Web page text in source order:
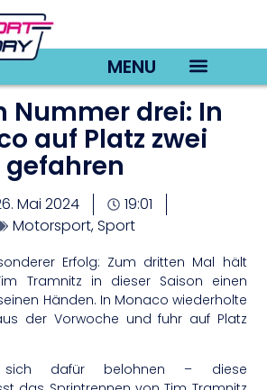
MENU
Nummer drei: In
auf Platz zwei
gefahren
Mai 2024
19:01
Motorsport,Sport
Erfolg: Zum dritten Mal hält
Tramnitz in dieser Saison einen
Händen. In Monaco wiederholte
der Vorwoche und fuhr auf Platz
sich dafür belohnen – diese